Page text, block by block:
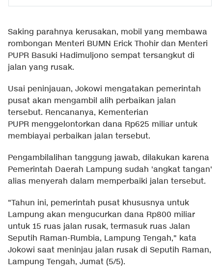
Saking parahnya kerusakan, mobil yang membawa
rombongan Menteri BUMN Erick Thohir dan Menteri
PUPR Basuki Hadimuljono sempat tersangkut di
jalan yang rusak.
Usai peninjauan, Jokowi mengatakan pemerintah
pusat akan mengambil alih perbaikan jalan
tersebut. Rencananya, Kementerian
PUPR menggelontorkan dana Rp625 miliar untuk
membiayai perbaikan jalan tersebut.
Pengambilalihan tanggung jawab, dilakukan karena
Pemerintah Daerah Lampung sudah 'angkat tangan'
alias menyerah dalam memperbaiki jalan tersebut.
"Tahun ini, pemerintah pusat khususnya untuk
Lampung akan mengucurkan dana Rp800 miliar
untuk 15 ruas jalan rusak, termasuk ruas Jalan
Seputih Raman-Rumbia, Lampung Tengah," kata
Jokowi saat meninjau jalan rusak di Seputih Raman,
Lampung Tengah, Jumat (5/5).